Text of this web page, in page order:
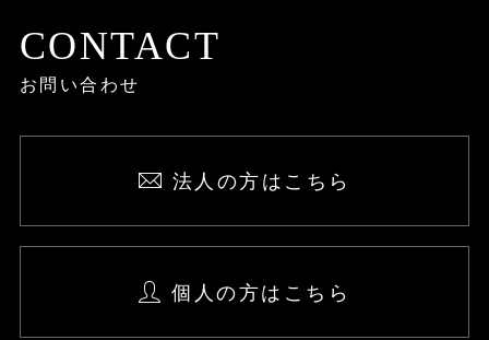
CONTACT
お問い合わせ
法人の方はこちら
個人の方はこちら